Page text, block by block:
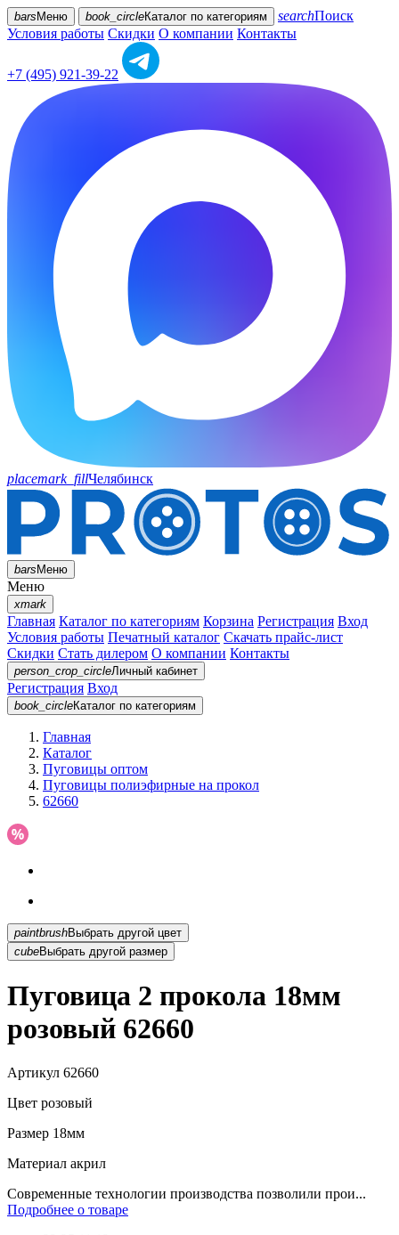
bars Меню book_circleКаталог по категориям searchПоиск
Условия работы Скидки О компании Контакты
+7 (495) 921-39-22
placemark_fillЧелябинск
barsМеню
Меню
xmark
Главная Каталог по категориям Корзина Регистрация Вход
Условия работы Печатный каталог Скачать прайс-лист
Скидки Стать дилером О компании Контакты
person_crop_circleЛичный кабинет
Регистрация Вход
book_circleКаталог по категориям
Главная
Каталог
Пуговицы оптом
Пуговицы полиэфирные на прокол
62660
paintbrush
Выбрать другой цвет
cubeВыбрать другой размер
Пуговица 2 прокола 18мм
розовый 62660
Артикул 62660
Цвет розовый
Размер 18мм
Материал акрил
Современные технологии производства позволили прои...
Подробнее о товаре